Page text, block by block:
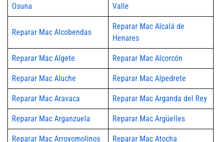
Osuna
Valle
Reparar Mac Alcobendas
Reparar Mac Alcalá de
Henares
Reparar Mac Algete Reparar Mac Alcorcón
Reparar Mac Aluche Reparar Mac Alpedrete
Reparar Mac Aravaca Reparar Mac Arganda del Rey
Reparar Mac Arganzuela Reparar Mac Argüelles
Reparar Mac Arroyomolinos Reparar Mac Atocha